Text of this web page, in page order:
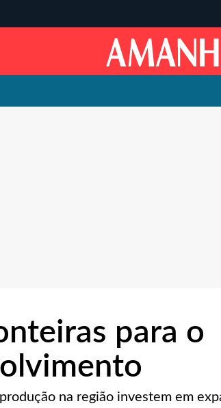
para o
na região investem em